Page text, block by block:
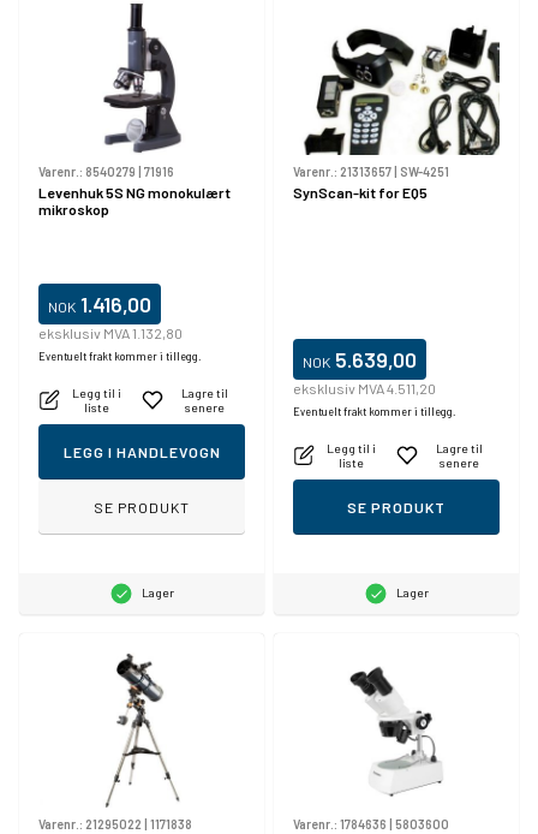
Varenr.: 8540279 | 71916
Levenhuk 5S NG monokulært
mikroskop
NOK 1.416,00
eksklusiv MVA 1.132,80
Eventuelt frakt kommer i tillegg.
Legg til i
liste
Lagre til
senere
LEGG I HANDLEVOGN
SE PRODUKT
Lager
Varenr.: 21313657| SW-4251
SynScan-kit for EQ5
NOK 5.639,00
eksklusiv MVA 4.511,20
Eventuelt frakt kommer i tillegg.
Legg til i
liste
Lagre til
senere
SE PRODUKT
Lager
Varenr.: 21295022 | 1171838 Varenr.: 1784636 | 5803600